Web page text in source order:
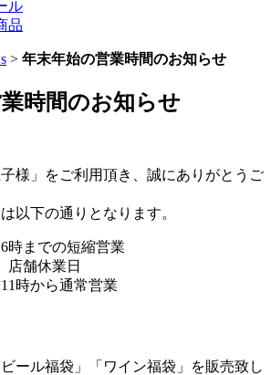
> 年末年始の営業時間のお知らせ
時間のお知らせ
様」をご利用頂き、誠にありがとうご
以下の通りとなります。
時までの短縮営業
舗休業日
時から通常営業
ール福袋」「ワイン福袋」を販売致し